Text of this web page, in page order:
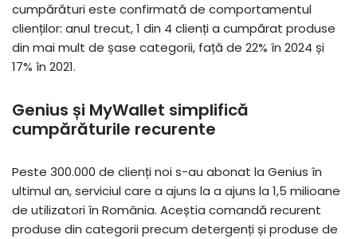
cumpărături este confirmată de comportamentul
clienților: anul trecut, 1 din 4 clienți a cumpărat produse
din mai mult de șase categorii, față de 22% în 2024 și
17% în 2021.
Genius și MyWallet simplifică
cumpărăturile recurente
Peste 300.000 de clienți noi s-au abonat la Genius în
ultimul an, serviciul care a ajuns la a ajuns la 1,5 milioane
de utilizatori în România. Aceștia comandă recurent
produse din categorii precum detergenți și produse de